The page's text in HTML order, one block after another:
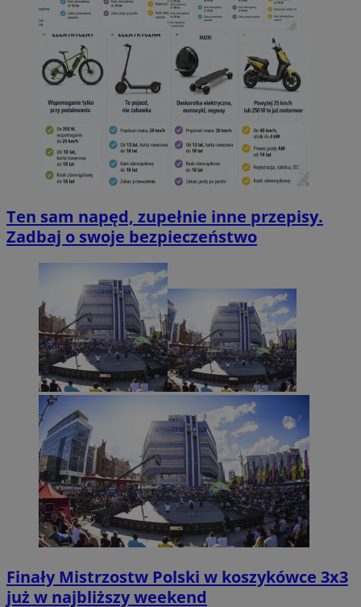
Ten sam napęd, zupełnie inne przepisy.
Zadbaj o swoje bezpieczeństwo
Finały Mistrzostw Polski w koszykówce 3x3
już w najbliższy weekend